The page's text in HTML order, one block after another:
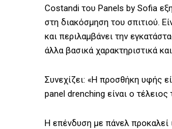
Costandi του Panels by Sofia
στη διακόσμηση του σπιτιού.
και περιλαμβάνει την
άλλα βασικά χαρακτηριστικά
Συνεχίζει: «Η προσθήκη υφής
panel drenching είναι ο
Η επένδυση με πάνελ προκαλεί